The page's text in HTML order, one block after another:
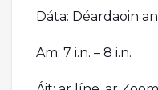
Dáta: Déardaoin
Am: 7 i.n. – 8 i.n.